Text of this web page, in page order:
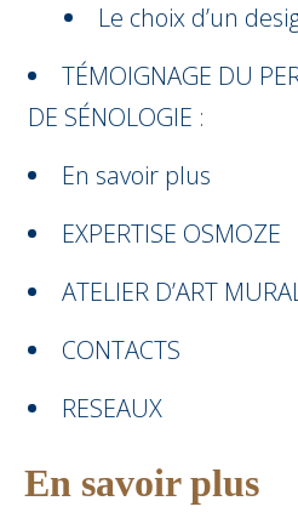
Le choix d’un
TÉMOIGNAGE DU
DE SÉNOLOGIE :
En savoir plus
EXPERTISE OSMOZE
ATELIER D’ART
CONTACTS
RESEAUX
En savoir plus